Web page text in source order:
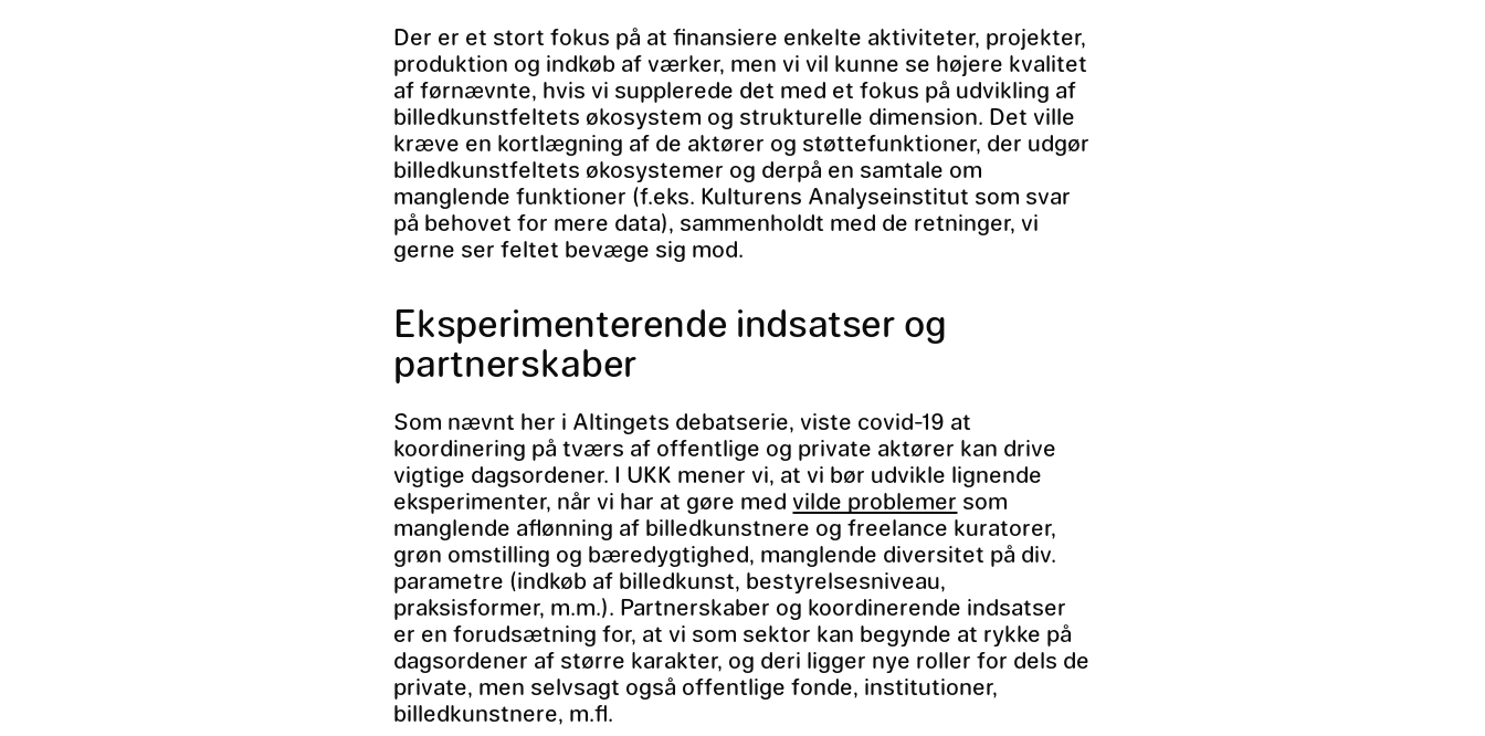
Der er et stort fokus på at finansiere enkelte aktiviteter, projekter,
produktion og indkøb af værker, men vi vil kunne se højere kvalitet
af førnævnte, hvis vi supplerede det med et fokus på udvikling af
billedkunstfeltets økosystem og strukturelle dimension. Det ville
kræve en kortlægning af de aktører og støttefunktioner, der udgør
billedkunstfeltets økosystemer og derpå en samtale om
manglende funktioner (f.eks. Kulturens Analyseinstitut som svar
på behovet for mere data), sammenholdt med de retninger, vi
gerne ser feltet bevæge sig mod.
Eksperimenterende indsatser og
partnerskaber
Som nævnt her i Altingets debatserie, viste covid-19 at
koordinering på tværs af offentlige og private aktører kan drive
vigtige dagsordener. I UKK mener vi, at vi bør udvikle lignende
eksperimenter, når vi har at gøre med vilde problemer som
manglende aflønning af billedkunstnere og freelance kuratorer,
grøn omstilling og bæredygtighed, manglende diversitet på div.
parametre (indkøb af billedkunst, bestyrelsesniveau,
praksisformer, m.m.). Partnerskaber og koordinerende indsatser
er en forudsætning for, at vi som sektor kan begynde at rykke på
dagsordener af større karakter, og deri ligger nye roller for dels de
private, men selvsagt også offentlige fonde, institutioner,
billedkunstnere, m.fl.